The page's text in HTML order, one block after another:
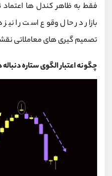
فقط به ظاهر کندل‌ ها اعتماد
بازار در حال وقوع است را
تصمیم‌ گیری‌ های معاملاتی
چگونه اعتبار الگوی ستاره